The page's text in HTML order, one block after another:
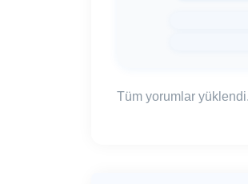
Tüm yorumlar yüklendi.